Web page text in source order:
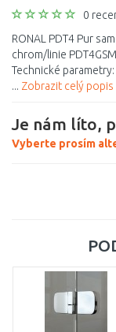
0
RONAL PDT4 Pur
chrom/linie
Technické
... Zobrazit celý popis
Je nám líto,
Vyberte prosím